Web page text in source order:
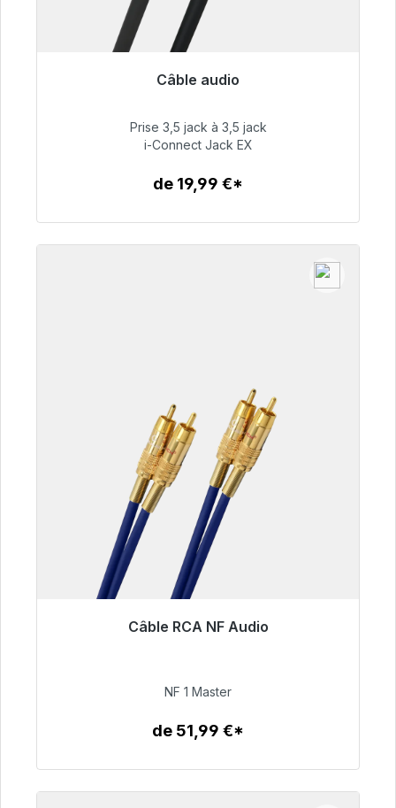
Câble audio
51,99 €
Prise 3,5 jack à 3,5 jack
i-Connect Jack EX
de 19,99 €*
Câble RCA NF Audio
99,00 €
NF 1 Master
de 51,99 €*